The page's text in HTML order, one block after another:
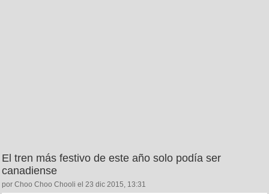
El tren más festivo de este año solo podía ser
canadiense
por Choo Choo Chooli el 23 dic 2015, 13:31